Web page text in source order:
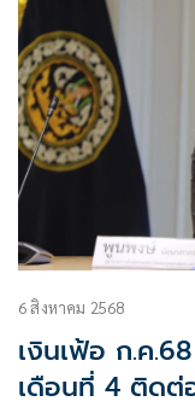
6 สิงหาคม 2568
เงินเฟ้อ ก.ค
เดือนที่ 4 ติดต่